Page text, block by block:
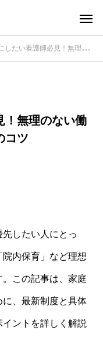
必見！無理のない働き方を実現できる職場選びのコツ
！無理のない働
コツ
したい人にとっ
内保育」など理想
この記事は、家庭
、最新制度と具体
ントを詳しく解説